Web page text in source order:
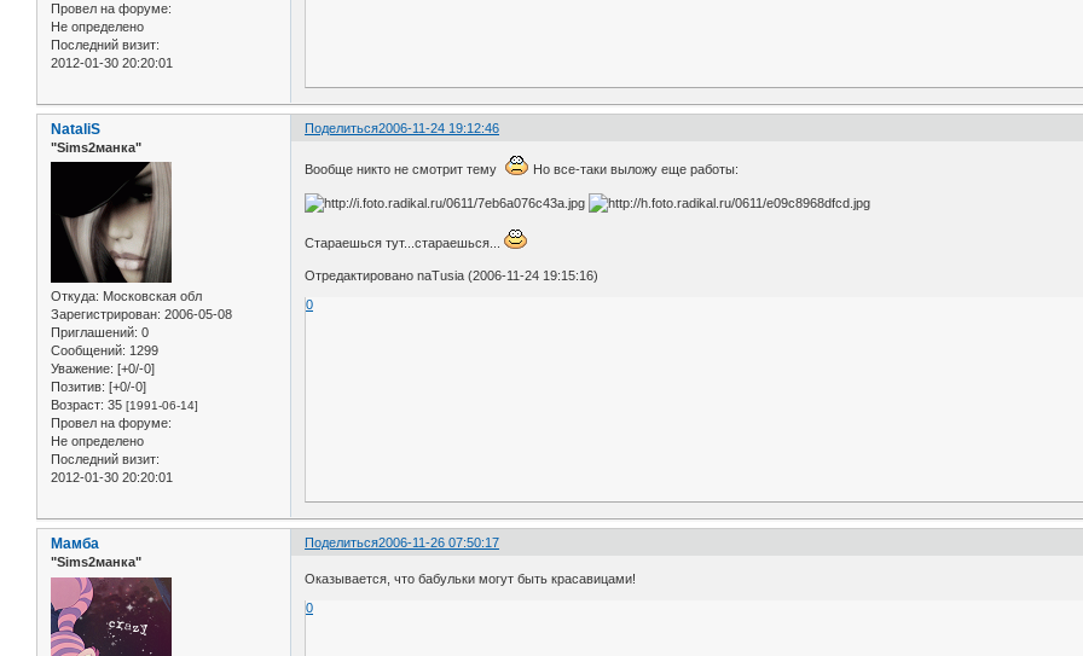
Провел на форуме:
Не определено
Последний визит:
2012-01-30 20:20:01
Поделиться2006-11-24 19:12:46
NataliS
"Sims2манка"
Откуда: Московская обл
Зарегистрирован: 2006-05-08
Приглашений: 0
Сообщений: 1299
Уважение: [+0/-0]
Позитив: [+0/-0]
Возраст: 35 [1991-06-14]
Провел на форуме:
Не определено
Последний визит:
2012-01-30 20:20:01
Вообще никто не смотрит тему Но все-таки выложу еще работы:
Стараешься тут...стараешься...
Отредактировано naTusia (2006-11-24 19:15:16)
0
Поделиться2006-11-26 07:50:17
Мамба
"Sims2манка"
Оказывается, что бабульки могут быть красавицами!
0